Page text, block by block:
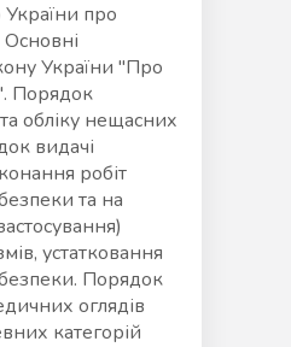
про
України "Про
Порядок
обліку нещасних
видачі
робіт
та на
устатковання
Порядок
оглядів
категорій